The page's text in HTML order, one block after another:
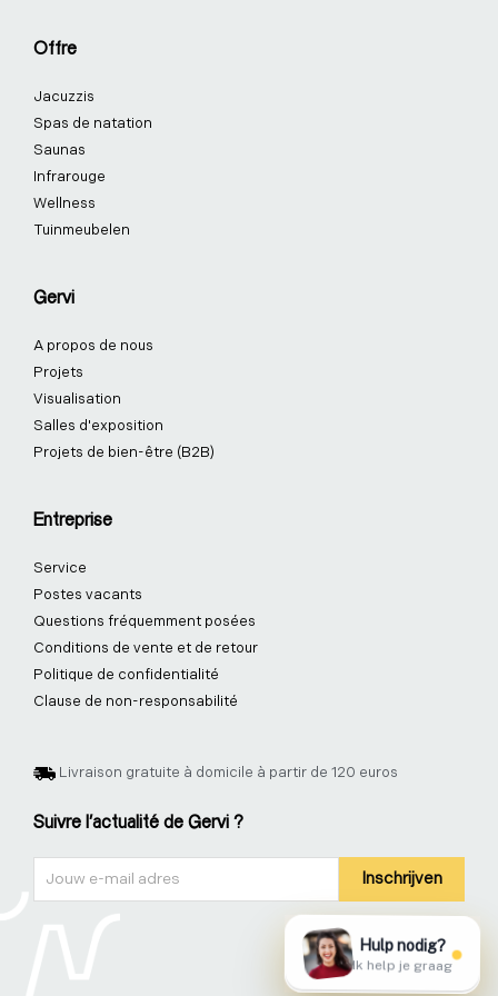
o
o
-
f
-
i
Offre
Jacuzzis
Spas de natation
Saunas
Infrarouge
Wellness
Tuinmeubelen
Gervi
A propos de nous
Projets
Visualisation
Salles d'exposition
Projets de bien-être (B2B)
Entreprise
Service
Postes vacants
Questions fréquemment posées
Conditions de vente et de retour
Politique de confidentialité
Clause de non-responsabilité
Livraison gratuite à domicile à partir de 120 euros
Suivre l'actualité de Gervi ?
Inschrijven